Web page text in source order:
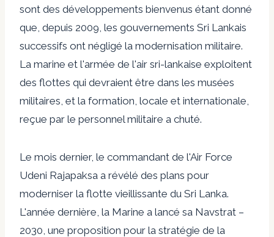
sont des développements bienvenus étant donné
que, depuis 2009, les gouvernements Sri Lankais
successifs ont négligé la modernisation militaire.
La marine et l'armée de l'air sri-lankaise exploitent
des flottes qui devraient être dans les musées
militaires, et la formation, locale et internationale,
reçue par le personnel militaire a chuté.
Le mois dernier, le commandant de l'Air Force
Udeni Rajapaksa a révélé des plans pour
moderniser la flotte vieillissante du Sri Lanka.
L'année dernière, la Marine a lancé sa Navstrat –
2030, une proposition pour la stratégie de la